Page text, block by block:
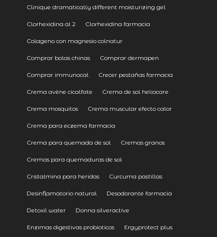
Clinique dramatically different moisturizing gel
Clorhexidina al 2 Clorhexidina farmacia
Colageno con magnesio colnatur
Comprar bolas chinas Comprar dermapen
Comprar immunocal Crecer pestañas farmacia
Crema avène cicalfate Crema de sol heliocare
Crema mosquitos Crema muscular efecto calor
Crema para eczema farmacia
Crema para quemada de sol Cremas granos
Cremas para quemaduras de sol
Cristalmina para heridas Curcuma pastillas
Desinflamatorio natural Desodorante farmacia
Detoxil water Donna silveractive
Enzimas digestivas probioticos Ergyprotect plus